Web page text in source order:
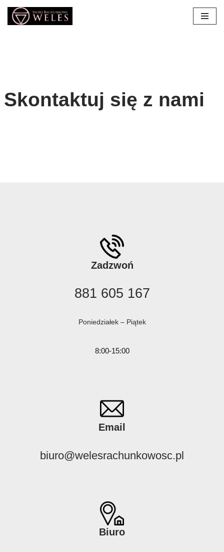
Przejdź
Skontaktuj się z nami
Zadzwoń
881 605 167
Poniedziałek – Piątek
8:00-15:00
Email
biuro@welesrachunkowosc.pl
Biuro